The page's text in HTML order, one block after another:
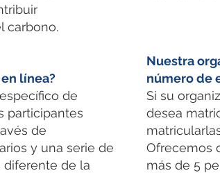
carbono.
línea?
de
participantes
de
y una serie de
diferente de la
Nuestra
número de
Si su
desea
Ofrecemos
más de 5